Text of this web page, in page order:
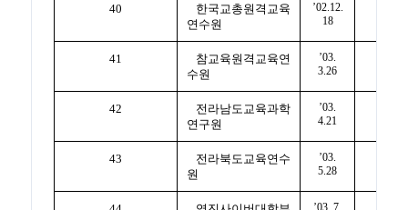
40
한국교총원격교육
연수원
’02.12.
18
41
참교육원격교육연
수원
’03.
3.26
42
전라남도교육과학
연구원
’03.
4.21
43
전라북도교육연수
원
’03.
5.28